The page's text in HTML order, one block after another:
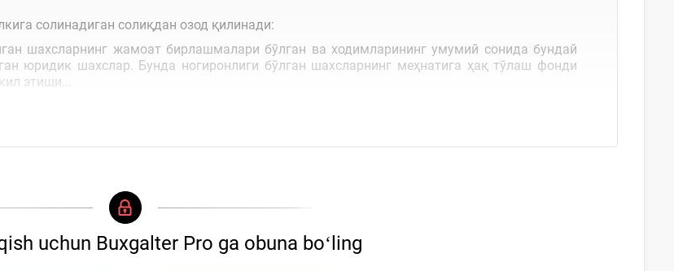
солинадиган солиқдан озод қилинади:
шахсларнинг жамоат бирлашмалари бўлган ва ходимларининг умумий сонида бундай
юридик шахслар. Бунда ногиронлиги бўлган шахсларнинг меҳнатига ҳақ тўлаш фонди
этиши...
uchun Buxgalter Pro ga obuna boʻling